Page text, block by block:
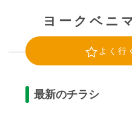
ヨークベニ
よく行
最新のチラシ